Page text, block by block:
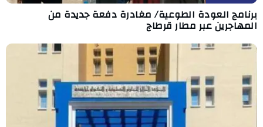
برنامج العودة الطوعية/ مغادرة دفعة جديدة من
المهاجرين عبر مطار قرطاج